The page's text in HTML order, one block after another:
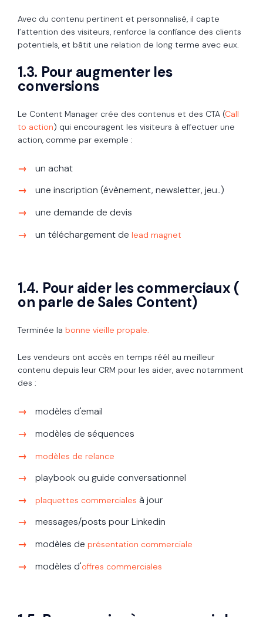
Avec du contenu pertinent et personnalisé, il capte
l’attention des visiteurs, renforce la confiance des clients
potentiels, et bâtit une relation de long terme avec eux.
1.3. Pour augmenter les
conversions
Le Content Manager crée des contenus et des CTA (Call
to action) qui encouragent les visiteurs à effectuer une
action, comme par exemple :
un achat
une inscription (évènement, newsletter, jeu..)
une demande de devis
un téléchargement de lead magnet
1.4. Pour aider les commerciaux (
on parle de Sales Content)
Terminée la bonne vieille propale.
Les vendeurs ont accès en temps réél au meilleur
contenu depuis leur CRM pour les aider, avec notamment
des :
modèles d'email
modèles de séquences
modèles de relance
playbook ou guide conversationnel
plaquettes commerciales à jour
messages/posts pour Linkedin
modèles de présentation commerciale
modèles d'offres commerciales